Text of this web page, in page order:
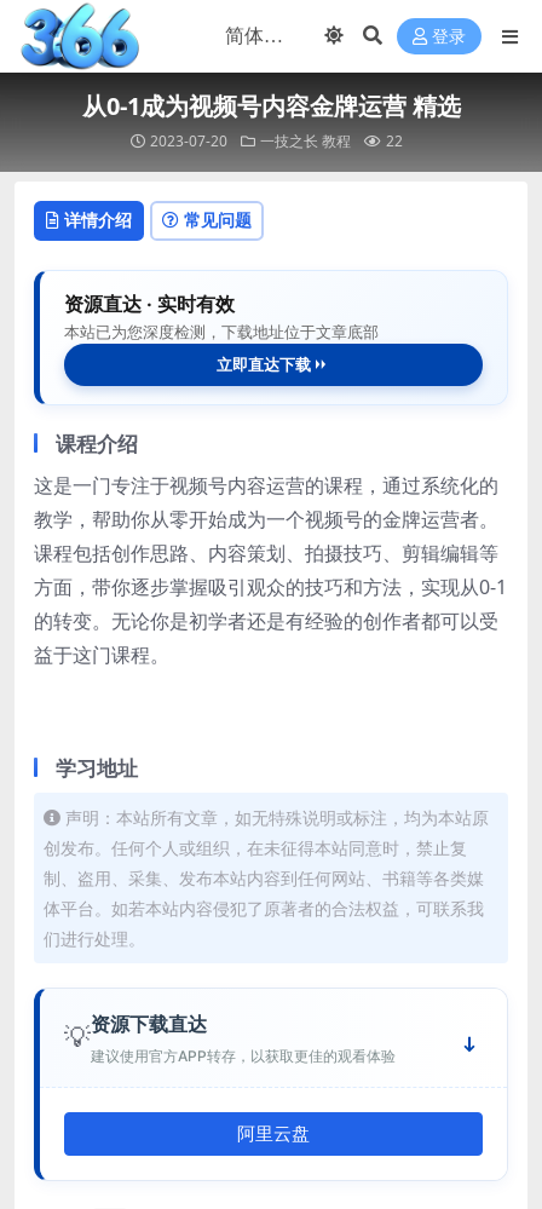
登录
从0-1成为视频号内容金牌运营 精选
2023-07-20 一技之长 教程 22
详情介绍 常见问题
资源直达 · 实时有效
本站已为您深度检测，下载地址位于文章底部
立即直达下载
课程介绍
这是一门专注于视频号内容运营的课程，通过系统化的
教学，帮助你从零开始成为一个视频号的金牌运营者。
课程包括创作思路、内容策划、拍摄技巧、剪辑编辑等
方面，带你逐步掌握吸引观众的技巧和方法，实现从0-1
的转变。无论你是初学者还是有经验的创作者都可以受
益于这门课程。
学习地址
声明：本站所有文章，如无特殊说明或标注，均为本站原
创发布。任何个人或组织，在未征得本站同意时，禁止复
制、盗用、采集、发布本站内容到任何网站、书籍等各类媒
体平台。如若本站内容侵犯了原著者的合法权益，可联系我
们进行处理。
💡资源下载直达
建议使用官方APP转存，以获取更佳的观看体验
阿里云盘